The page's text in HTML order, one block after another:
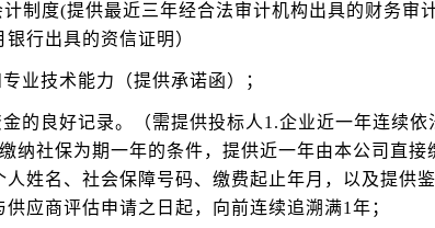
制度(提供最近三年经合法审计机构出具的财务审
行出具的资信证明）
业技术能力（提供承诺函）；
的良好记录。（需提供投标人1.企业近一年连续依
纳社保为期一年的条件，提供近一年由本公司直接
姓名、社会保障号码、缴费起止年月，以及提供
应商评估申请之日起，向前连续追溯满1年；